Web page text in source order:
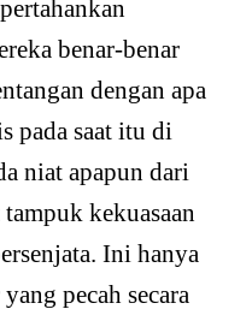
benar-benar
dengan apa
pada saat itu di
niat apapun dari
kekuasaan
Ini hanya
pecah secara